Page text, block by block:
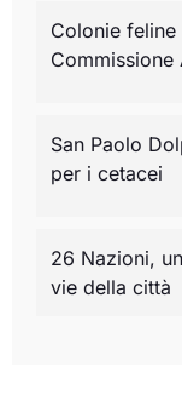
Colonie
Commissione
San Paolo
per i cetacei
26 Nazioni,
vie della città